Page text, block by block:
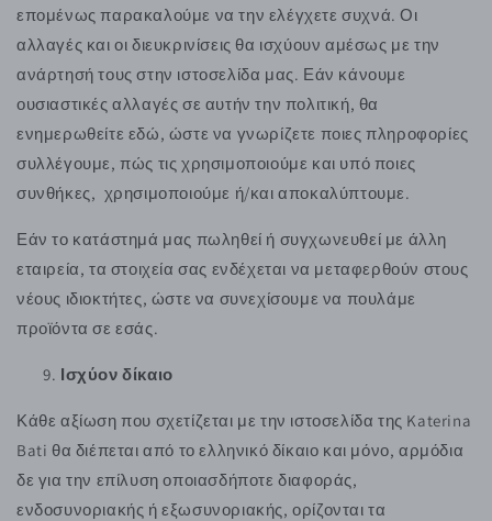
επομένως παρακαλούμε να την ελέγχετε συχνά. Οι
αλλαγές και οι διευκρινίσεις θα ισχύουν αμέσως με την
ανάρτησή τους στην ιστοσελίδα μας. Εάν κάνουμε
ουσιαστικές αλλαγές σε αυτήν την πολιτική, θα
ενημερωθείτε εδώ, ώστε να γνωρίζετε ποιες πληροφορίες
συλλέγουμε, πώς τις χρησιμοποιούμε και υπό ποιες
συνθήκες, χρησιμοποιούμε ή/και αποκαλύπτουμε.
Εάν το κατάστημά μας πωληθεί ή συγχωνευθεί με άλλη
εταιρεία, τα στοιχεία σας ενδέχεται να μεταφερθούν στους
νέους ιδιοκτήτες, ώστε να συνεχίσουμε να πουλάμε
προϊόντα σε εσάς.
Ισχύον δίκαιο
Κάθε αξίωση που σχετίζεται με την ιστοσελίδα της Katerina
Bati θα διέπεται από το ελληνικό δίκαιο και μόνο, αρμόδια
δε για την επίλυση οποιασδήποτε διαφοράς,
ενδοσυνοριακής ή εξωσυνοριακής, ορίζονται τα